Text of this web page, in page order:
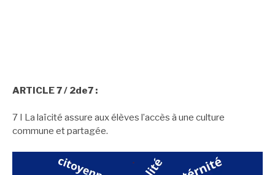
8 I La laïcité permet l’exercice de la liberté d’expression des
de l’École comme du respect des valeurs républicaines et
du pluralisme des convictions